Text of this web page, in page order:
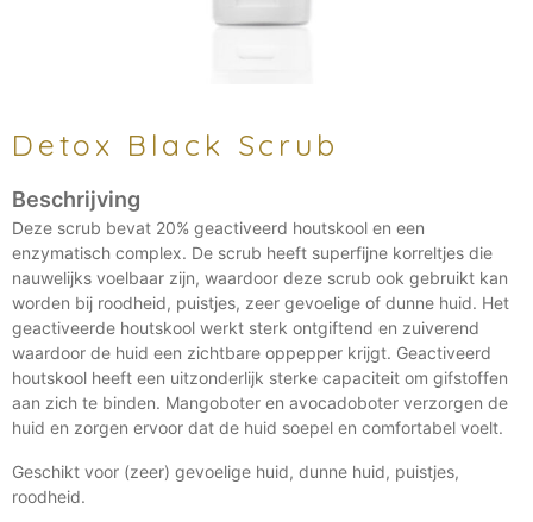
Detox Black Scrub
Deze scrub bevat 20% geactiveerd houtskool en een
enzymatisch complex. De scrub heeft superfijne korreltjes die
nauwelijks voelbaar zijn, waardoor deze scrub ook gebruikt kan
worden bij roodheid, puistjes, zeer gevoelige of dunne huid. Het
geactiveerde houtskool werkt sterk ontgiftend en zuiverend
waardoor de huid een zichtbare oppepper krijgt. Geactiveerd
houtskool heeft een uitzonderlijk sterke capaciteit om gifstoffen
aan zich te binden. Mangoboter en avocadoboter verzorgen de
huid en zorgen ervoor dat de huid soepel en comfortabel voelt.
Geschikt voor (zeer) gevoelige huid, dunne huid, puistjes,
roodheid.